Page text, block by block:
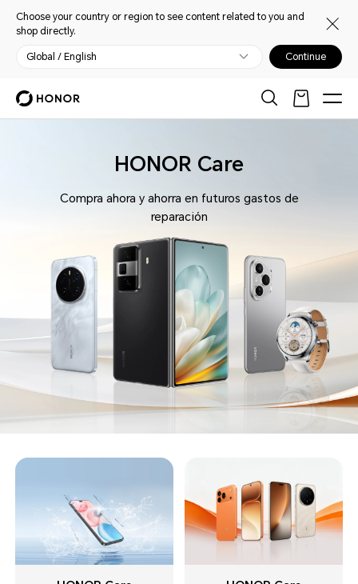
Choose your country or region to see content related to you and
shop directly.
Global / English Continue
HONOR Care
Compra ahora y ahorra en futuros gastos de
reparación